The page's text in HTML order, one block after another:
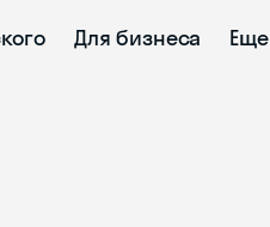
Для бизнеса Еще